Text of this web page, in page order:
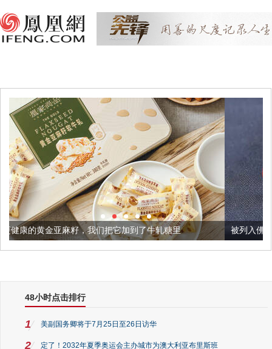
我们把它加到了牛轧糖里 被列入佛家七宝的它到底有多美
48小时点击排行
1 美副国务卿将于7月25日至26日访华
2 定了！2032年夏季奥运会主办城市为澳大利亚布里斯班